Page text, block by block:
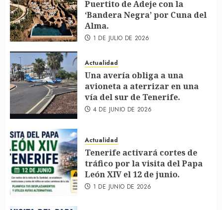
Puertito de Adeje con la
‘Bandera Negra’ por Cuna del
Alma.
1 DE JULIO DE 2026
Actualidad
Una avería obliga a una
avioneta a aterrizar en una
vía del sur de Tenerife.
4 DE JUNIO DE 2026
Actualidad
Tenerife activará cortes de
tráfico por la visita del Papa
León XIV el 12 de junio.
1 DE JUNIO DE 2026